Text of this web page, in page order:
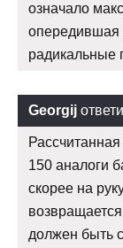
означало
опередившая
радикальные
Georgij
150 аналоги
скорее на
должен быть